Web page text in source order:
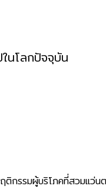
แขนทั้ง
นโลกปัจจุบัน
วง
ซีฟย
รรมผู้บริโภคที่สวมแว่น